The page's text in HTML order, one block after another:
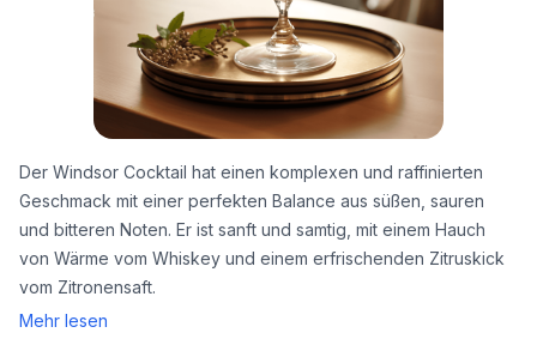
Der Windsor Cocktail hat einen komplexen und raffinierten
Geschmack mit einer perfekten Balance aus süßen, sauren
und bitteren Noten. Er ist sanft und samtig, mit einem Hauch
von Wärme vom Whiskey und einem erfrischenden Zitruskick
vom Zitronensaft.
Mehr lesen